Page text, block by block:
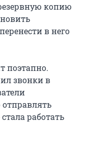
копию
в него
поэтапно.
звонки в
работать